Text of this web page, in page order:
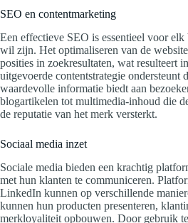
SEO en contentmarketing
Een effectieve SEO is essentieel voor
wil zijn. Het optimaliseren van de
posities in zoekresultaten, wat resulteert
uitgevoerde contentstrategie ondersteunt
waardevolle informatie biedt aan
blogartikelen tot multimedia-inhoud die
de reputatie van het merk versterkt.
Sociaal media inzet
Sociale media bieden een krachtig
met hun klanten te communiceren.
LinkedIn kunnen op verschillende
kunnen hun producten presenteren,
merkloyaliteit opbouwen. Door gebruik